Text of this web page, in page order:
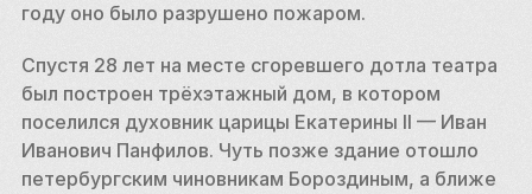
году оно было разрушено пожаром.
Спустя 28 лет на месте сгоревшего дотла театра
был построен трёхэтажный дом, в котором
поселился духовник царицы Екатерины II — Иван
Иванович Панфилов. Чуть позже здание отошло
петербургским чиновникам Бороздиным, а ближе